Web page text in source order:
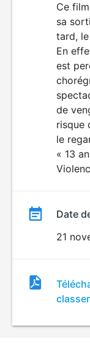
Ce
sa
tard,
En
est
de
risque
le
« 13
Date
21
Fichier
de